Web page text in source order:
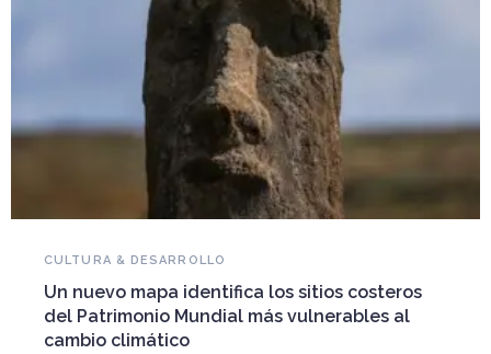
Falleció Ramón Gutiérrez, guardián del
patrimonio iberoamericano
Arquitecto, historiador e Investigador Superior del
CONICET, fundó el CEDODAL e impulsó los Seminarios